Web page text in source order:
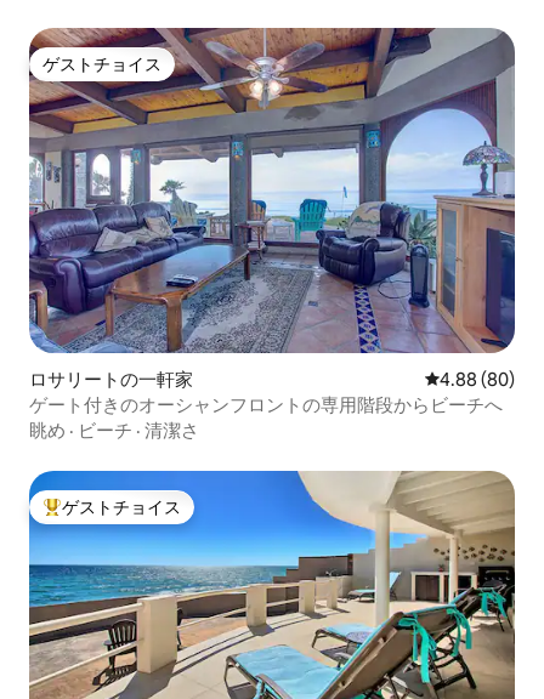
ゲストチョイス
ゲストチョイス
ロサリートの一軒家 レビュー80件
4.88 (80)
ゲート付きのオーシャンフロントの専用階段からビーチへ
眺め · ビーチ · 清潔さ
大好評のゲストチョイスです。
ゲストチョイス